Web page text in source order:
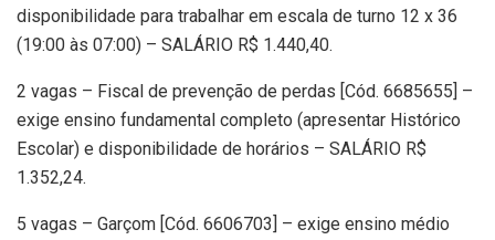
disponibilidade para trabalhar em escala de turno 12 x 36
(19:00 às 07:00) – SALÁRIO R$ 1.440,40.
2 vagas – Fiscal de prevenção de perdas [Cód. 6685655] –
exige ensino fundamental completo (apresentar Histórico
Escolar) e disponibilidade de horários – SALÁRIO R$
1.352,24.
5 vagas – Garçom [Cód. 6606703] – exige ensino médio